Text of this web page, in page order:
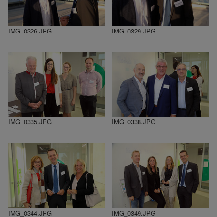
IMG_0326.JPG IMG_0329.JPG
IMG_0335.JPG IMG_0338.JPG
IMG_0344.JPG IMG_0349.JPG